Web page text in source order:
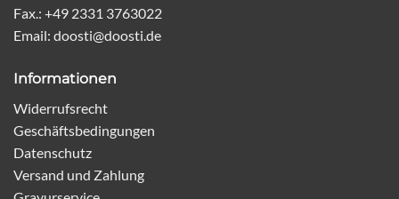
Fax.: +49 2331 3763022
Email: doosti@doosti.de
Informationen
Widerrufsrecht
Geschäftsbedingungen
Datenschutz
Versand und Zahlung